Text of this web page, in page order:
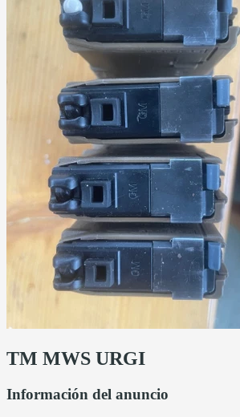
TM MWS URGI
Información del anuncio